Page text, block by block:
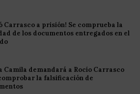
Carrasco a prisión! Se comprueba la
de los documentos entregados en el
Camila demandará a Rocío Carrasco
la falsificación de